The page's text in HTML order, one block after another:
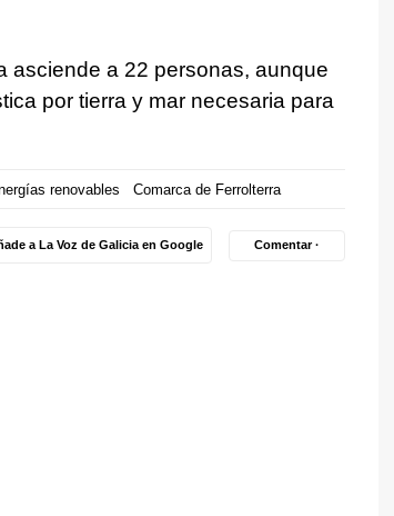
asciende a 22 personas, aunque
por tierra y mar necesaria para
renovables Comarca de Ferrolterra
a La Voz de Galicia en Google Comentar ·